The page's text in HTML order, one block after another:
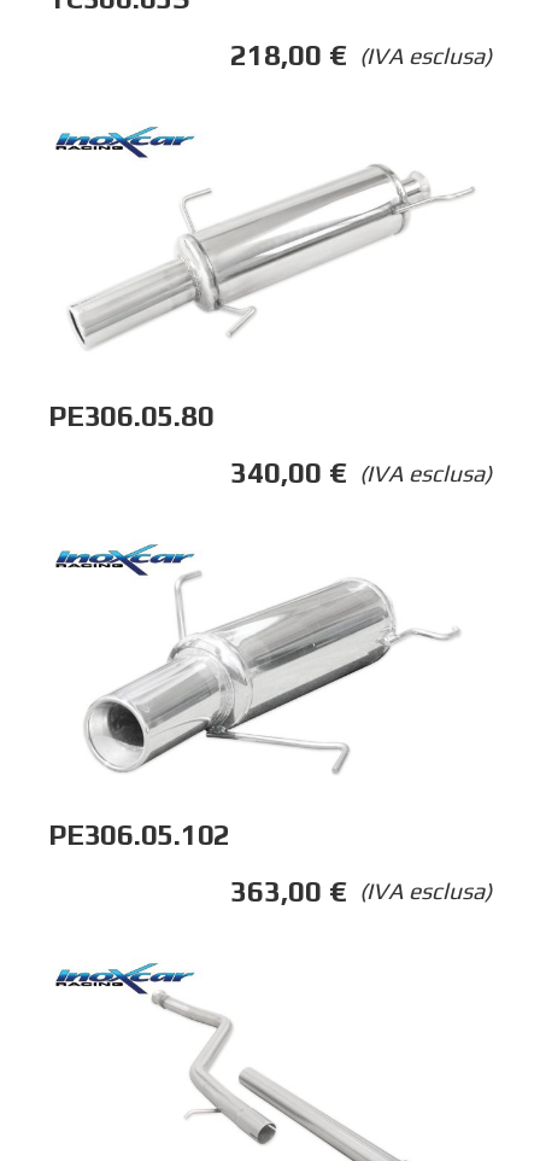
(IVA esclusa)
218,00 €
PE306.05.80
(IVA esclusa)
340,00 €
PE306.05.102
(IVA esclusa)
363,00 €